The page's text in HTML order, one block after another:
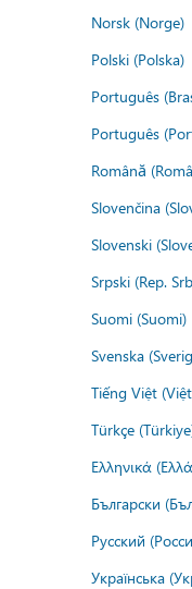
Norsk (Norge)
Polski (Polska)
Português
Português
Română
Slovenčina
Slovenski
Srpski (Rep.
Suomi (Suomi)
Svenska
Tiếng Việt
Türkçe
Ελληνικά
Български
Русский
Українська